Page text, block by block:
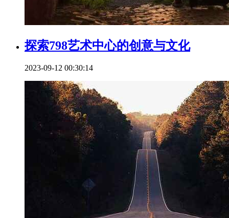
探索798艺术中心的创意与文化
2023-09-12 00:30:14